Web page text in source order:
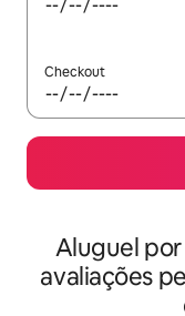
Checkout
Aluguel
avaliações